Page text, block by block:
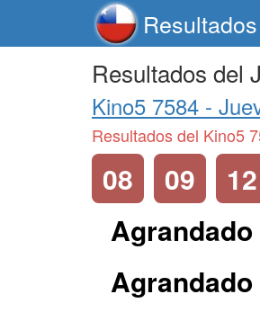
Resultados del
Kino5 7584 -
Resultados del Kino5
08 09 12
Agrandado
Agrandado